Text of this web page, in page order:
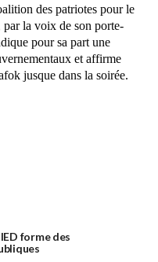
des patriotes pour le
la voix de son porte-
pour sa part une
et affirme
jusque dans la soirée.
forme des